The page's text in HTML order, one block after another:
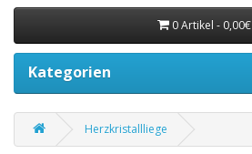
0 Artikel - 0,00€
Kategorien
Herzkristallliege